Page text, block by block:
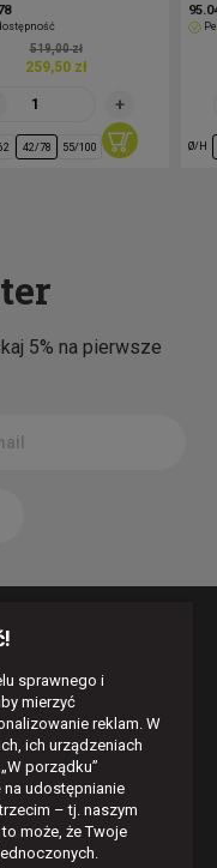
519,00 zł
259,50 zł
42/78 55/100 Ø/H
5% na pierwsze
sprawnego i
mierzyć
reklam. W
ich urządzeniach
porządku”
udostępnianie
– tj. naszym
może, że Twoje